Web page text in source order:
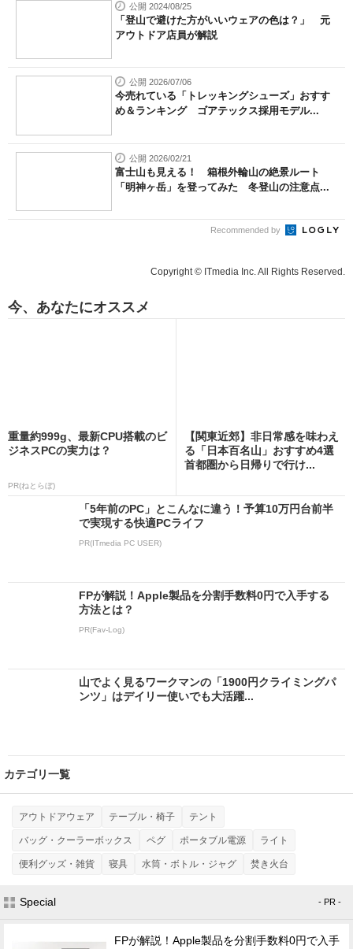
公開 2024/08/25
「登山で避けた方がいいウェアの色は？」 元
アウトドア店員が解説
公開 2026/07/06
今売れている「トレッキングシューズ」おすす
め＆ランキング ゴアテックス採用モデル...
公開 2026/02/21
富士山も見える！ 箱根外輪山の絶景ルート
「明神ヶ岳」を登ってみた 冬登山の注意点...
Recommended by
Copyright © ITmedia Inc. All Rights Reserved.
今、あなたにオススメ
重量約999g、最新CPU搭載のビ
ジネスPCの実力は？
PR(ねとらぼ)
【関東近郊】非日常感を味わえ
る「日本百名山」おすすめ4選
首都圏から日帰りで行け...
「5年前のPC」とこんなに違う！予算10万円台前半
で実現する快適PCライフ
PR(ITmedia PC USER)
FPが解説！Apple製品を分割手数料0円で入手する
方法とは？
PR(Fav-Log)
山でよく見るワークマンの「1900円クライミングパ
ンツ」はデイリー使いでも大活躍...
カテゴリ一覧
アウトドアウェア テーブル・椅子 テント
バッグ・クーラーボックス ペグ ポータブル電源 ライト
便利グッズ・雑貨 寝具 水筒・ボトル・ジャグ 焚き火台
Special - PR -
FPが解説！Apple製品を分割手数料0円で入手